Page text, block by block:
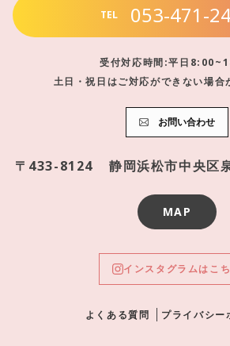
TEL 053-471-
受付対応時間:平日
土日・祝日はご対応ができない場合
お問い合わせ
〒433-8124 静岡浜松市中央区
MAP
インスタグラムはこ
よくある質問 プライバシー